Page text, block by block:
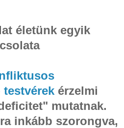
életünk egyik
érzelmi
mutatnak.
inkább szorongva,